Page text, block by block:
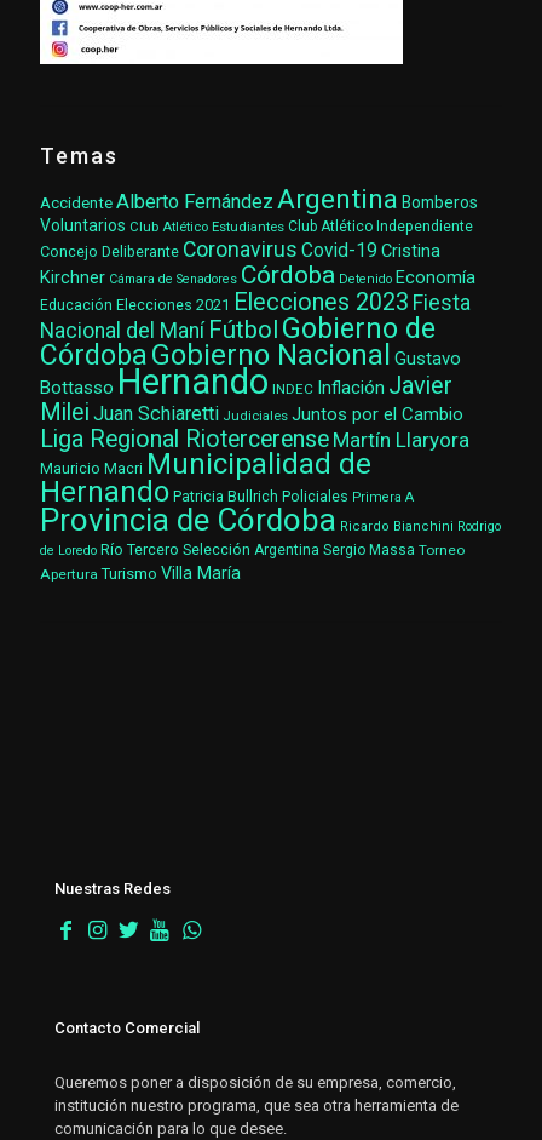
Temas
AccidenteAlberto Fernández Argentina Bomberos
Voluntarios Club Atlético Estudiantes Club Atlético Independiente
Concejo Deliberante Coronavirus Covid-19 Cristina
Kirchner Cámara de Senadores Córdoba Detenido Economía
Educación Elecciones 2021 Elecciones 2023 Fiesta
Nacional del Maní Fútbol Gobierno de
CórdobaGobierno Nacional Gustavo
Bottasso Hernando INDEC Inflación Javier
Milei Juan Schiaretti Judiciales Juntos por el Cambio
Liga Regional Riotercerense Martín Llaryora
Mauricio Macri Municipalidad de
Hernando Patricia Bullrich Policiales Primera A
Provincia de Córdoba Ricardo Bianchini Rodrigo
de Loredo Río Tercero Selección Argentina Sergio Massa Torneo
Apertura Turismo Villa María
Nuestras Redes
Contacto Comercial
Queremos poner a disposición de su empresa, comercio,
institución nuestro programa, que sea otra herramienta de
comunicación para lo que desee.